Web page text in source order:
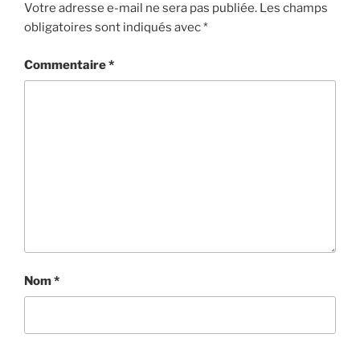
Votre adresse e-mail ne sera pas publiée. Les champs
obligatoires sont indiqués avec*
Commentaire*
Nom*